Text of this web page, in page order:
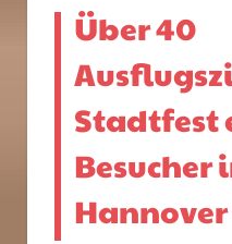
Über 40
Stadtfest
Besucher
Hannover